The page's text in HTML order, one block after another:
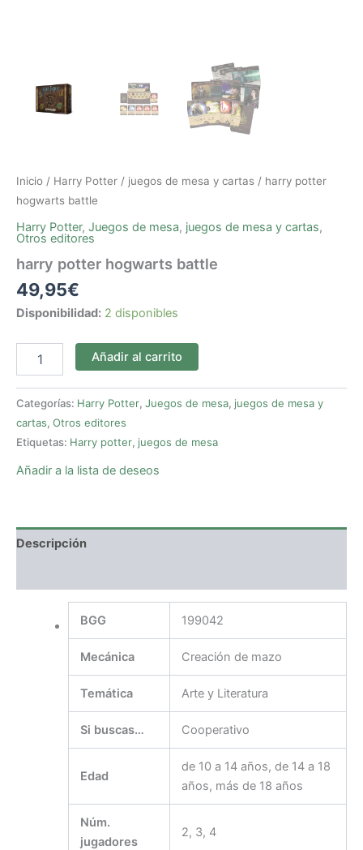
Inicio / Harry Potter / juegos de mesa y cartas / harry potter
hogwarts battle
Harry Potter, Juegos de mesa, juegos de mesa y cartas,
Otros editores
harry potter hogwarts battle
49,95€
Disponibilidad: 2 disponibles
Añadir al carrito
Categorías: Harry Potter, Juegos de mesa, juegos de mesa y
cartas, Otros editores
Etiquetas: Harry potter, juegos de mesa
Añadir a la lista de deseos
Descripción
BGG 199042
Mecánica Creación de mazo
Temática Arte y Literatura
Si buscas… Cooperativo
Edad
de 10 a 14 años, de 14 a 18
años, más de 18 años
Núm.
jugadores
2, 3, 4